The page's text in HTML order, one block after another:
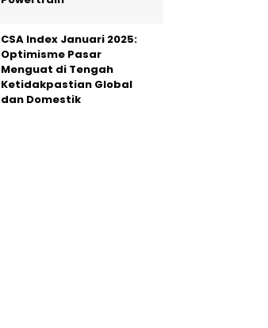
CSA Index Januari 2025:
Optimisme Pasar
Menguat di Tengah
Ketidakpastian Global
dan Domestik